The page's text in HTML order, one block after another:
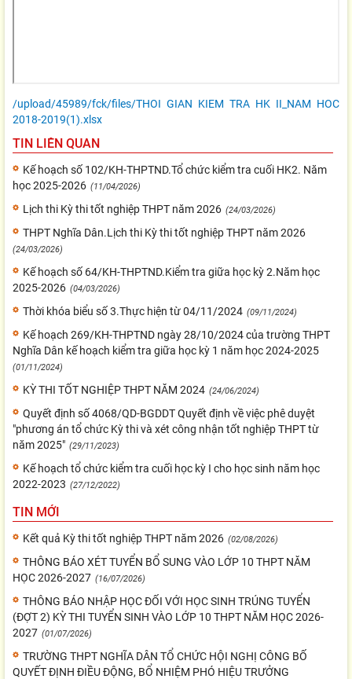
/upload/45989/fck/files/THOI GIAN KIEM TRA HK II_NAM HOC
2018-2019(1).xlsx
TIN LIÊN QUAN
Kế hoạch số 102/KH-THPTND.Tổ chức kiểm tra cuối HK2. Năm
học 2025-2026 (11/04/2026)
Lịch thi Kỳ thi tốt nghiệp THPT năm 2026 (24/03/2026)
THPT Nghĩa Dân.Lịch thi Kỳ thi tốt nghiệp THPT năm 2026
(24/03/2026)
Kế hoạch số 64/KH-THPTND.Kiểm tra giữa học kỳ 2.Năm học
2025-2026 (04/03/2026)
Thời khóa biểu số 3.Thực hiện từ 04/11/2024 (09/11/2024)
Kế hoạch 269/KH-THPTND ngày 28/10/2024 của trường THPT
Nghĩa Dân kế hoạch kiểm tra giữa học kỳ 1 năm học 2024-2025
(01/11/2024)
KỲ THI TỐT NGHIỆP THPT NĂM 2024 (24/06/2024)
Quyết định số 4068/QD-BGDDT Quyết định về việc phê duyệt
"phương án tổ chức Kỳ thi và xét công nhận tốt nghiệp THPT từ
năm 2025" (29/11/2023)
Kế hoạch tổ chức kiểm tra cuối học kỳ I cho học sinh năm học
2022-2023 (27/12/2022)
TIN MỚI
Kết quả Kỳ thi tốt nghiệp THPT năm 2026 (02/08/2026)
THÔNG BÁO XÉT TUYỂN BỔ SUNG VÀO LỚP 10 THPT NĂM
HỌC 2026-2027 (16/07/2026)
THÔNG BÁO NHẬP HỌC ĐỐI VỚI HỌC SINH TRÚNG TUYỂN
(ĐỢT 2) KỲ THI TUYỂN SINH VÀO LỚP 10 THPT NĂM HỌC 2026-
2027 (01/07/2026)
TRƯỜNG THPT NGHĨA DÂN TỔ CHỨC HỘI NGHỊ CÔNG BỐ
QUYẾT ĐỊNH ĐIỀU ĐỘNG, BỔ NHIỆM PHÓ HIỆU TRƯỞNG